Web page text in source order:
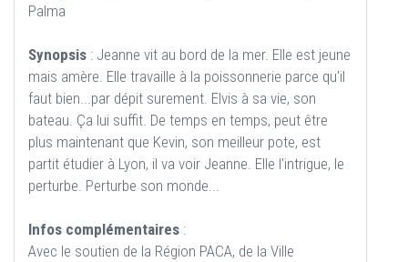
Palma
Synopsis : Jeanne vit au bord de la mer. Elle est jeune
mais amère. Elle travaille à la poissonnerie parce qu'il
faut bien...par dépit surement. Elvis à sa vie, son
bateau. Ça lui suffit. De temps en temps, peut être
plus maintenant que Kevin, son meilleur pote, est
partit étudier à Lyon, il va voir Jeanne. Elle l'intrigue, le
perturbe. Perturbe son monde...
Infos complémentaires :
Avec le soutien de la Région PACA, de la Ville